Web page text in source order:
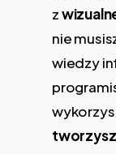
z
nie
wiedzy